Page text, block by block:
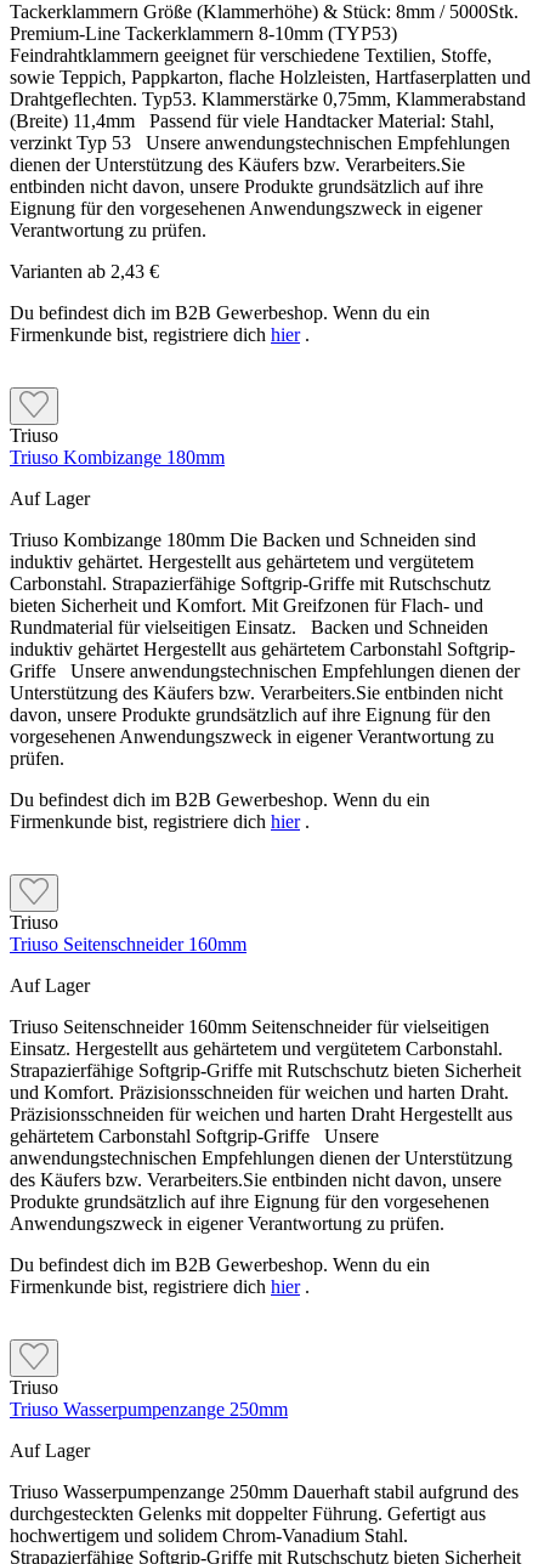
Tackerklammern Größe (Klammerhöhe) & Stück: 8mm / 5000Stk.
Premium-Line Tackerklammern 8-10mm (TYP53)
Feindrahtklammern geeignet für verschiedene Textilien, Stoffe,
sowie Teppich, Pappkarton, flache Holzleisten, Hartfaserplatten und
Drahtgeflechten. Typ53. Klammerstärke 0,75mm, Klammerabstand
(Breite) 11,4mm Passend für viele Handtacker Material: Stahl,
verzinkt Typ 53 Unsere anwendungstechnischen Empfehlungen
dienen der Unterstützung des Käufers bzw. Verarbeiters.Sie
entbinden nicht davon, unsere Produkte grundsätzlich auf ihre
Eignung für den vorgesehenen Anwendungszweck in eigener
Verantwortung zu prüfen.
Varianten ab 2,43 €
Du befindest dich im B2B Gewerbeshop. Wenn du ein
Firmenkunde bist, registriere dich hier.
Triuso
Triuso Kombizange 180mm
Auf Lager
Triuso Kombizange 180mm Die Backen und Schneiden sind
induktiv gehärtet. Hergestellt aus gehärtetem und vergütetem
Carbonstahl. Strapazierfähige Softgrip-Griffe mit Rutschschutz
bieten Sicherheit und Komfort. Mit Greifzonen für Flach- und
Rundmaterial für vielseitigen Einsatz. Backen und Schneiden
induktiv gehärtet Hergestellt aus gehärtetem Carbonstahl Softgrip-
Griffe Unsere anwendungstechnischen Empfehlungen dienen der
Unterstützung des Käufers bzw. Verarbeiters.Sie entbinden nicht
davon, unsere Produkte grundsätzlich auf ihre Eignung für den
vorgesehenen Anwendungszweck in eigener Verantwortung zu
prüfen.
Du befindest dich im B2B Gewerbeshop. Wenn du ein
Firmenkunde bist, registriere dich hier.
Triuso
Triuso Seitenschneider 160mm
Auf Lager
Triuso Seitenschneider 160mm Seitenschneider für vielseitigen
Einsatz. Hergestellt aus gehärtetem und vergütetem Carbonstahl.
Strapazierfähige Softgrip-Griffe mit Rutschschutz bieten Sicherheit
und Komfort. Präzisionsschneiden für weichen und harten Draht.
Präzisionsschneiden für weichen und harten Draht Hergestellt aus
gehärtetem Carbonstahl Softgrip-Griffe Unsere
anwendungstechnischen Empfehlungen dienen der Unterstützung
des Käufers bzw. Verarbeiters.Sie entbinden nicht davon, unsere
Produkte grundsätzlich auf ihre Eignung für den vorgesehenen
Anwendungszweck in eigener Verantwortung zu prüfen.
Du befindest dich im B2B Gewerbeshop. Wenn du ein
Firmenkunde bist, registriere dich hier.
Triuso
Triuso Wasserpumpenzange 250mm
Auf Lager
Triuso Wasserpumpenzange 250mm Dauerhaft stabil aufgrund des
durchgesteckten Gelenks mit doppelter Führung. Gefertigt aus
hochwertigem und solidem Chrom-Vanadium Stahl.
Strapazierfähige Softgrip-Griffe mit Rutschschutz bieten Sicherheit